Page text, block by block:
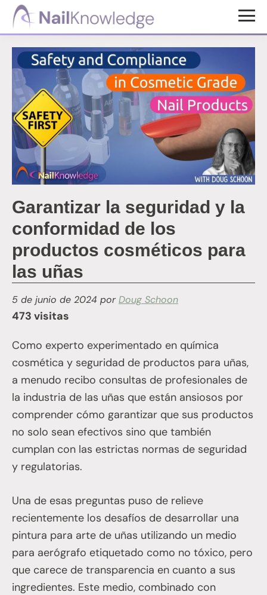
Saltar
principal
Saltar
página
Conocimientos
de
uñas
Garantizar la seguridad y la
conformidad de los
productos cosméticos para
las uñas
5 de junio de 2024 porDoug Schoon
473 visitas
Como experto experimentado en química
cosmética y seguridad de productos para uñas,
a menudo recibo consultas de profesionales de
la industria de las uñas que están ansiosos por
comprender cómo garantizar que sus productos
no solo sean efectivos sino que también
cumplan con las estrictas normas de seguridad
y regulatorias.
Una de esas preguntas puso de relieve
recientemente los desafíos de desarrollar una
pintura para arte de uñas utilizando un medio
para aerógrafo etiquetado como no tóxico, pero
que carece de transparencia en cuanto a sus
ingredientes. Este medio, combinado con